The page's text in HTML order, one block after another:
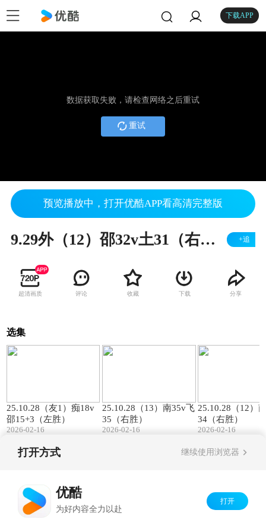
下载APP
数据获取失败，请检查网络之后重试
重试
预览播放中，打开优酷APP看高清完整版
9.29外（12）邵32v土31（右胜） +追
超清画质 评论 收藏 下载 分享
选集
25.10.28（友1）痴18v
邵15+3（左胜）
2026-02-16
25.10.28（13）南35v飞
35（右胜）
2026-02-16
25.10.28（12）
34（右胜）
2026-02-16
打开方式 继续使用浏览器
优酷
为好内容全力以赴
打开